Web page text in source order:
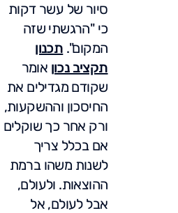
סיור של עשר דקות
כי "הרגשתי שזה
המקום". תכנון
תקציב נכון אומר
שקודם מגדילים את
החיסכון וההשקעות,
ורק אחר כך שוקלים
אם בכלל צריך
לשנות משהו ברמת
ההוצאות. ולעולם,
אבל לעולם, אל